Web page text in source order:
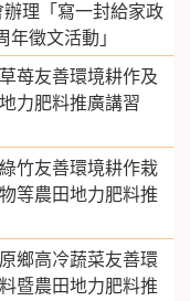
理「寫一封給家政
年徵文活動」
苺友善環境耕作及
力肥料推廣講習
竹友善環境耕作栽
等農田地力肥料推
鄉高冷蔬菜友善環
暨農田地力肥料推